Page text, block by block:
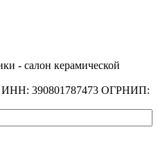
- салон керамической
ИНН: 390801787473 ОГРНИП: